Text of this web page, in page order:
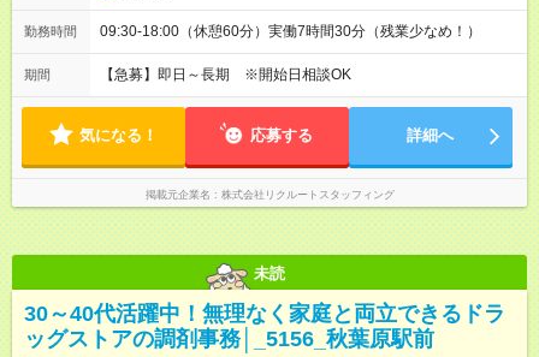
勤務時間 09:30-18:00（休憩60分）実働7時間30分（残業少なめ！）
期間 【急募】即日～長期 ※開始日相談OK
気になる！ 応募する 詳細へ
掲載元企業名 株式会社リクルートスタッフィング
未読
30～40代活躍中！無理なく家庭と両立できるドラ
ッグストアの調剤事務│_5156_秋葉原駅前